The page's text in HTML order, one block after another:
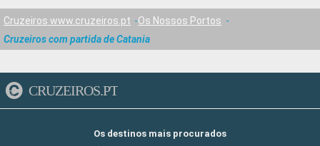
Cruzeiros www.cruzeiros.pt
Os Nossos Portos
Cruzeiros com partida de Catania
CRUZEIROS.PT
Os destinos mais procurados